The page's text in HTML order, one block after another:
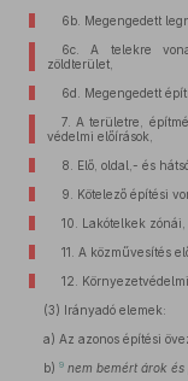
6b. Megengedett
6c.
A telekre
zöldterület,
6d.
Megengedett
7. A területre,
védelmi előírások,
8.
Elő, oldal,- és
9.
Kötelező építési
10.
Lakótelkek zónái,
11. A közművesítés
12.
(3) Irányadó elemek:
a) Az azonos építési
b) 9 nem bemért árok és